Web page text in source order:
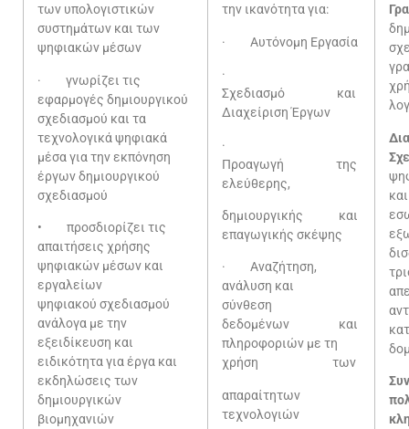
των υπολογιστικών
συστημάτων και των
ψηφιακών μέσων
· γνωρίζει τις
εφαρμογές δημιουργικού
σχεδιασμού και τα
τεχνολογικά ψηφιακά
μέσα για την εκπόνηση
έργων δημιουργικού
σχεδιασμού
• προσδιορίζει τις
απαιτήσεις χρήσης
ψηφιακών μέσων και
εργαλείων
ψηφιακού σχεδιασμού
ανάλογα με την
εξειδίκευση και
ειδικότητα για έργα και
εκδηλώσεις των
δημιουργικών
βιομηχανιών
την ικανότητα για:
· Αυτόνομη Εργασία
·
Σχεδιασμό και
Διαχείριση Έργων
·
Προαγωγή της
ελεύθερης,
δημιουργικής και
επαγωγικής σκέψης
· Αναζήτηση,
ανάλυση και
σύνθεση
δεδομένων και
πληροφοριών με τη
χρήση των
απαραίτητων
τεχνολογιών